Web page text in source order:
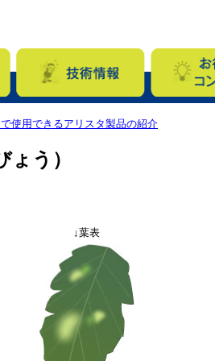
で使用できるアリスタ製品の紹介
う）
↓葉表